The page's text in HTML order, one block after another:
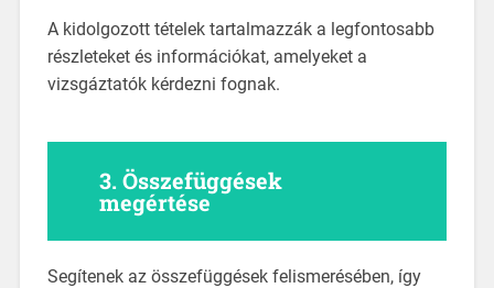
A kidolgozott tételek tartalmazzák a legfontosabb
részleteket és információkat, amelyeket a
vizsgáztatók kérdezni fognak.
3.Összefüggések
megértése
Segítenek az összefüggések felismerésében, így